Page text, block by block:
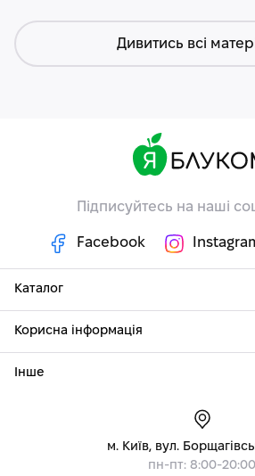
Дивитись всі
Підписуйтесь на наші
Facebook
Каталог
Корисна інформація
Інше
м. Київ, вул.
пн-пт: 8:00-20:00